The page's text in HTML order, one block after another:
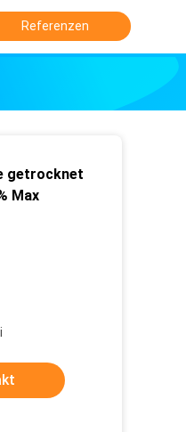
Referenzen
getrocknet
Max